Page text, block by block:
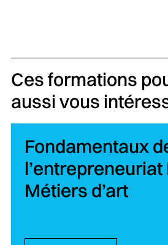
Ces formations
aussi vous
Fondamentaux
Métiers d’art